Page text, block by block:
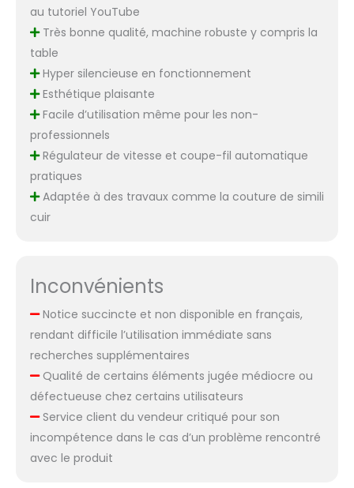
au tutoriel YouTube
Très bonne qualité, machine robuste y compris la
table
Hyper silencieuse en fonctionnement
Esthétique plaisante
Facile d’utilisation même pour les non-
professionnels
Régulateur de vitesse et coupe-fil automatique
pratiques
Adaptée à des travaux comme la couture de simili
cuir
Inconvénients
Notice succincte et non disponible en français,
rendant difficile l’utilisation immédiate sans
recherches supplémentaires
Qualité de certains éléments jugée médiocre ou
défectueuse chez certains utilisateurs
Service client du vendeur critiqué pour son
incompétence dans le cas d’un problème rencontré
avec le produit